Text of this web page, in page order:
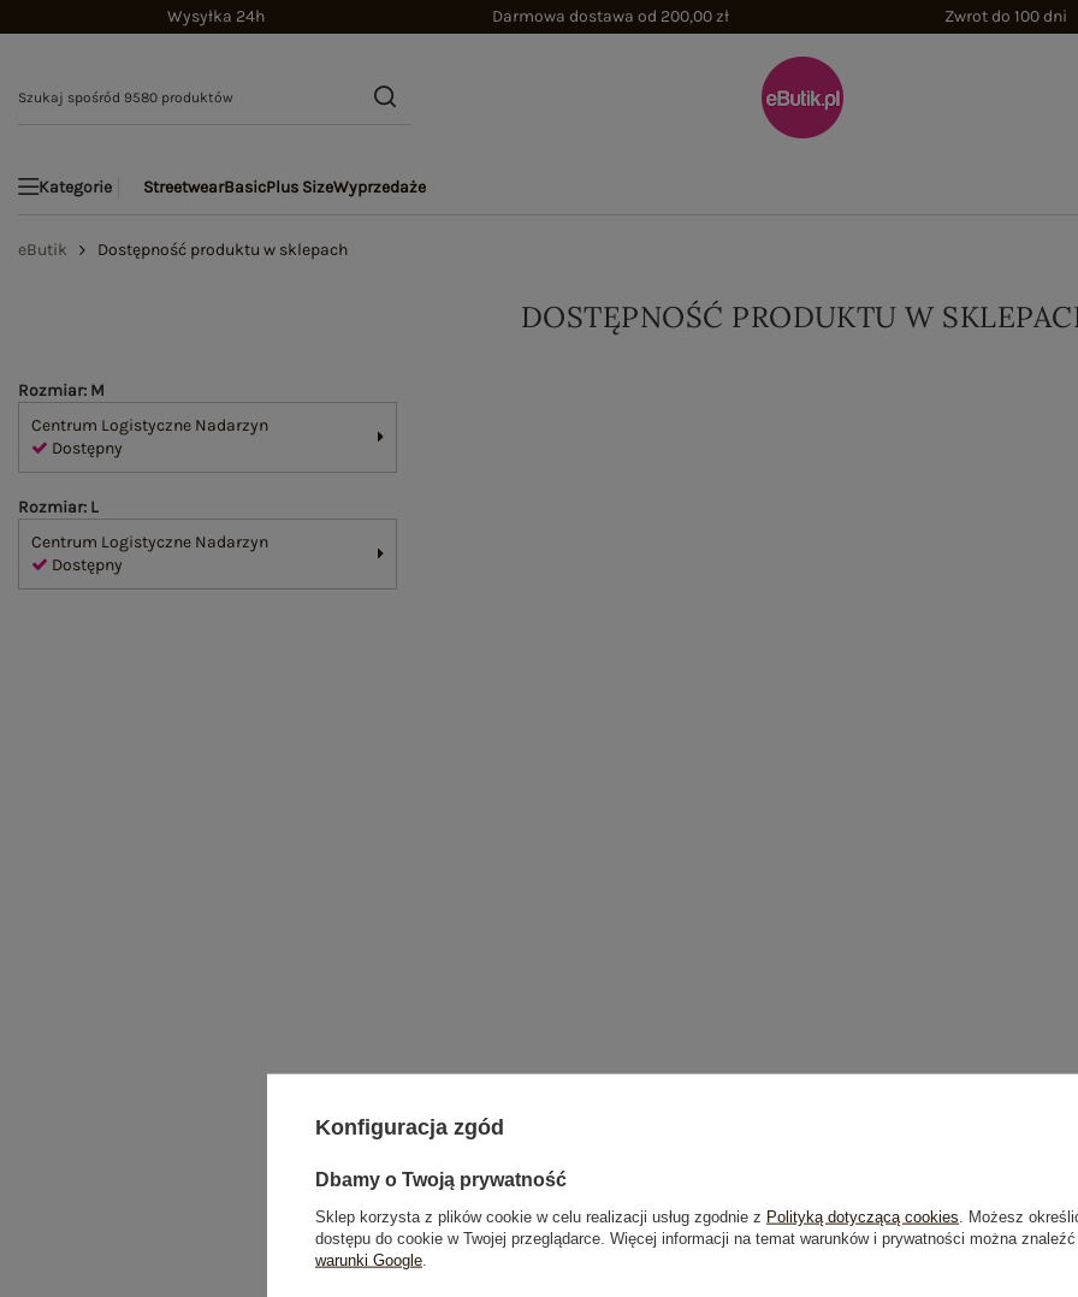
Wysyłka 24h Darmowa dostawa od 200,00 zł Zwrot do 100 dni
Kategorie StreetwearBasicPlus SizeWyprzedaże
eButik Dostępność produktu w sklepach
DOSTĘPNOŚĆ PRODUKTU W
Rozmiar: M
Centrum Logistyczne Nadarzyn
Dostępny
Rozmiar: L
Centrum Logistyczne Nadarzyn
Dostępny
Konfiguracja zgód
Dbamy o Twoją prywatność
Sklep korzysta z plików cookie w celu realizacji usług zgodnie z Polityką dotyczącą cookies . Możesz
dostępu do cookie w Twojej przeglądarce. Więcej informacji na temat warunków i prywatności można
warunki Google